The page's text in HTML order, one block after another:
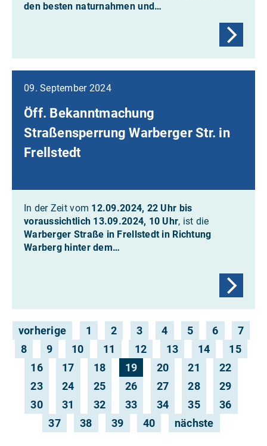
den besten naturnahmen und…
09. September 2024
Öff. Bekanntmachung
Straßensperrung Warberger Str. in
Frellstedt
In der Zeit vom 12.09.2024, 22 Uhr bis
voraussichtlich 13.09.2024, 10 Uhr, ist die
Warberger Straße in Frellstedt in Richtung
Warberg hinter dem…
vorherige 1 2 3 4 5 6
7
8
9 10 11 12 13 14
15
16
17 18 19 20 21
22
23
24 25 26 27 28
29
30
31 32 33 34 35
36
37
38 39 40 nächste